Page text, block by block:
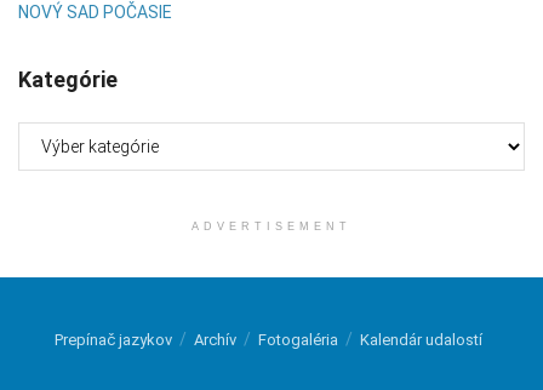
NOVÝ SAD POČASIE
Kategórie
ADVERTISEMENT
Prepínač jazykov Archív Fotogaléria Kalendár udalostí